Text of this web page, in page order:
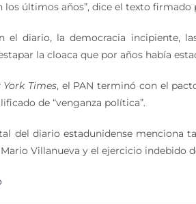
los últimos años”, dice el texto firmado
el diario, la democracia incipiente,
la cloaca que por años había
York Times, el PAN terminó con el
de “venganza política”.
del diario estadunidense menciona
Villanueva y el ejercicio indebido